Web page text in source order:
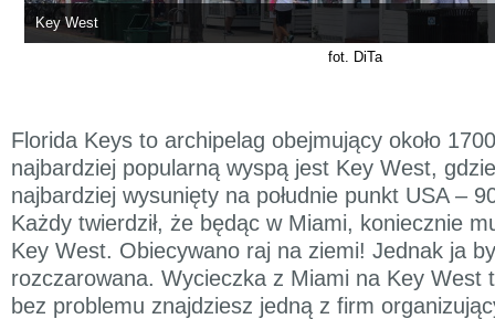
Key West
fot. DiTa
Florida Keys to archipelag obejmujący około
najbardziej popularną wyspą jest Key West,
najbardziej wysunięty na południe punkt USA –
Każdy twierdził, że będąc w Miami, koniecznie
Key West. Obiecywano raj na ziemi! Jednak ja
rozczarowana. Wycieczka z Miami na Key West
bez problemu znajdziesz jedną z firm